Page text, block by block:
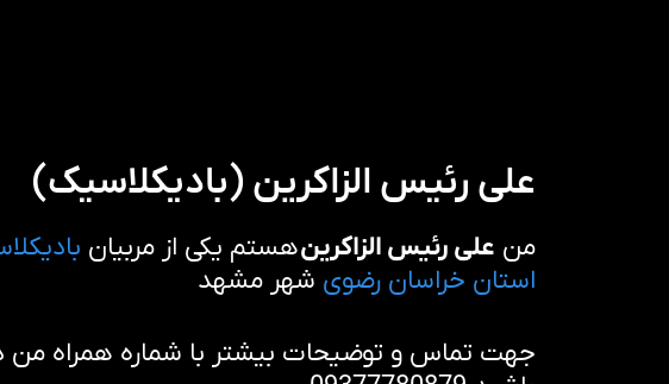
علی رئیس الزاکرین (بادیکلاسیک)
من علی رئیس الزاکرینهستم یکی از مربیان
استان خراسان رضوی شهر مشهد
جهت تماس و توضیحات بیشتر با شماره همراه من